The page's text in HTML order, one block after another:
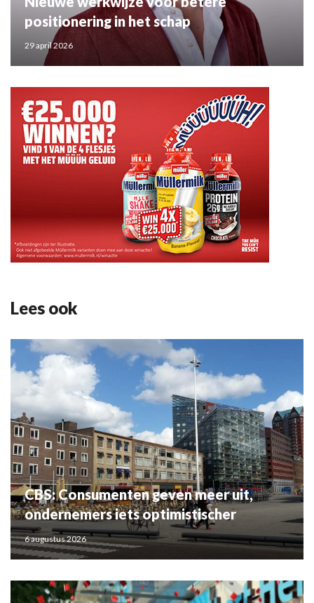
positionering in het schap
29 april 2026
Lees ook
CBS: Consumenten geven meer uit,
ondernemers iets optimistischer
6 augustus 2026